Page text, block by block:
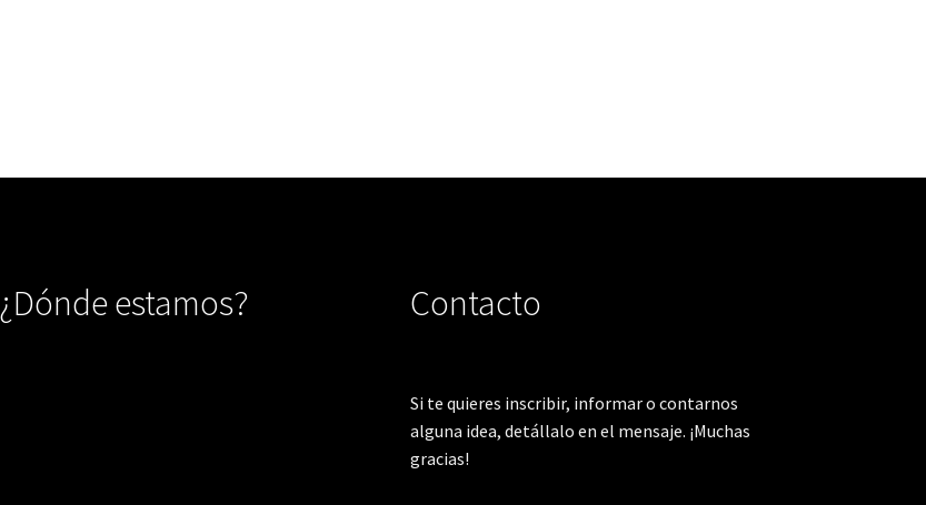
¿Dónde estamos? Contacto
Si te quieres inscribir, informar o contarnos
alguna idea, detállalo en el mensaje. ¡Muchas
gracias!